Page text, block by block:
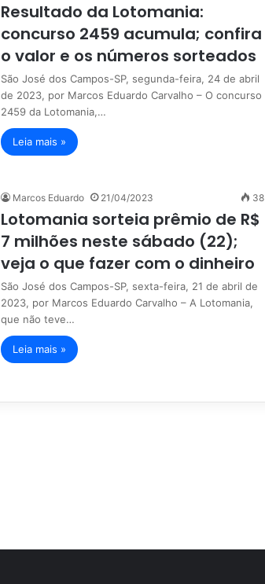
Resultado da Lotomania:
concurso 2459 acumula; confira
o valor e os números sorteados
São José dos Campos-SP, segunda-feira, 24 de abril
de 2023, por Marcos Eduardo Carvalho – O concurso
2459 da Lotomania,…
Leia mais »
Marcos Eduardo 21/04/2023 38
Lotomania sorteia prêmio de R$
7 milhões neste sábado (22);
veja o que fazer com o dinheiro
São José dos Campos-SP, sexta-feira, 21 de abril de
2023, por Marcos Eduardo Carvalho – A Lotomania,
que não teve…
Leia mais »